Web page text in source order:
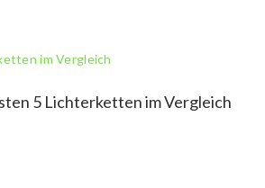
im Vergleich